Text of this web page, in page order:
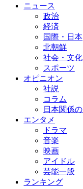
ニュース
政治
経済
国際・日本
北朝鮮
社会・文化
スポーツ
オピニオン
社説
コラム
日本関係
エンタメ
ドラマ
音楽
映画
アイドル
芸能一般
ランキング